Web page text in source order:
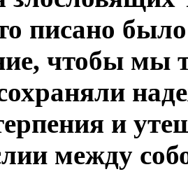
писано
чтобы мы
и
между